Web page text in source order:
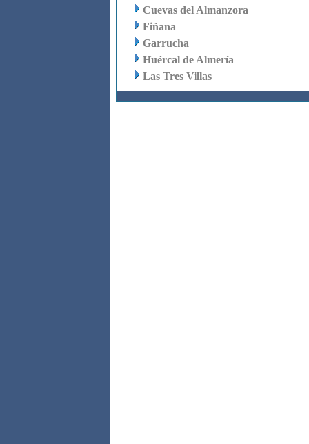
Cuevas del Almanzora
Fiñana
Garrucha
Huércal de Almería
Las Tres Villas